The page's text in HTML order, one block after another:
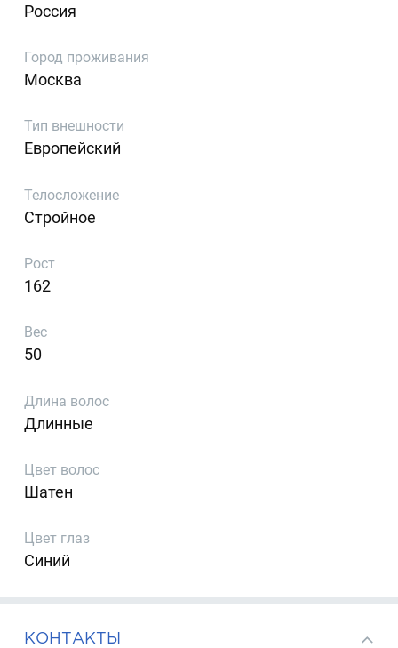
Россия
Город проживания
Москва
Тип внешности
Европейский
Телосложение
Стройное
Рост
162
Вес
50
Длина волос
Длинные
Цвет волос
Шатен
Цвет глаз
Синий
КОНТАКТЫ